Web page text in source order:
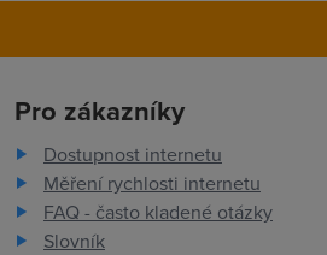
Pro zákazníky
Dostupnost internetu
Měření rychlosti internetu
FAQ - často kladené otázky
Slovník